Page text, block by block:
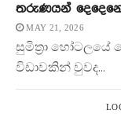
තරුණයන්
MAY 21, 2026
සුමිත්‍රා හෝටලයේ
විඩාවකින් වුවද...